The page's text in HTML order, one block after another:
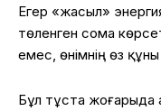
Егер «жасыл»
төленген сома
емес, өнімнің өз
Бұл тұста жоғарыда